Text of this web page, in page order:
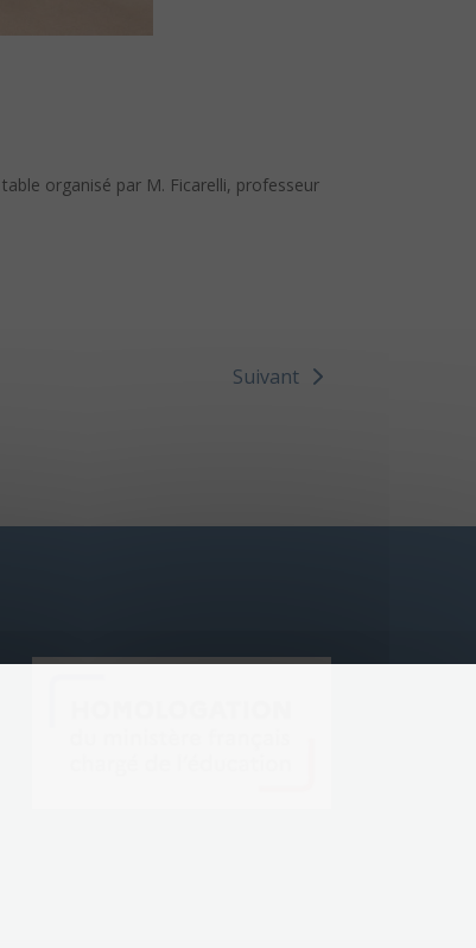
organisé par M. Ficarelli, professeur
Suivant